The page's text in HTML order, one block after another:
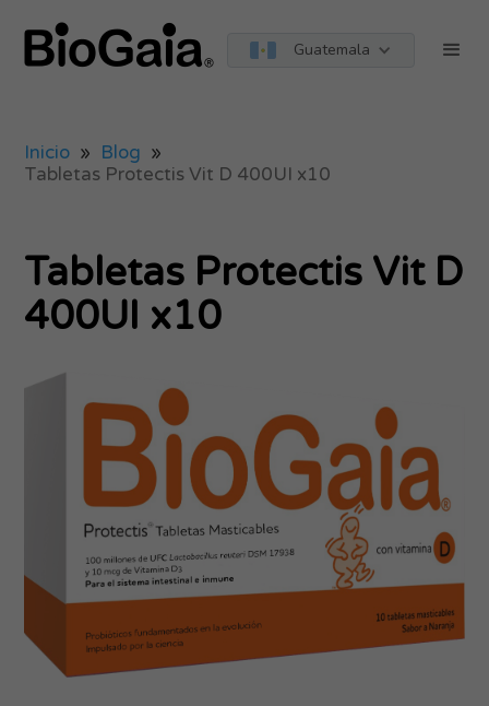
Guatemala
Inicio » Blog »
Tabletas Protectis Vit D 400UI x10
Tabletas Protectis Vit D
400UI x10